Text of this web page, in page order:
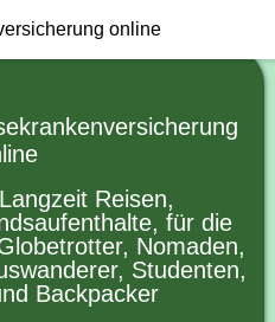
online
Reisen,
für die
Nomaden,
Studenten,
Backpacker